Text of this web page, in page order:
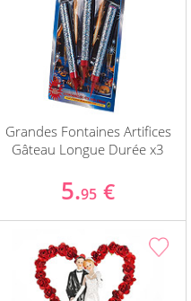
Grandes Fontaines Artifices
Gâteau Longue Durée x3
5.95 €